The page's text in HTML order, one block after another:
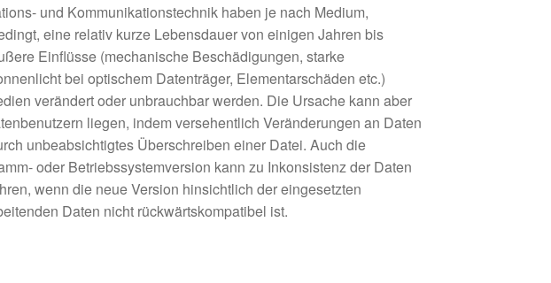
und Kommunikationstechnik haben je nach Medium,
eine relativ kurze Lebensdauer von einigen Jahren bis
Einflüsse (mechanische Beschädigungen, starke
bei optischem Datenträger, Elementarschäden etc.)
verändert oder unbrauchbar werden. Die Ursache kann aber
liegen, indem versehentlich Veränderungen an Daten
unbeabsichtigtes Überschreiben einer Datei. Auch die
oder Betriebssystemversion kann zu Inkonsistenz der Daten
wenn die neue Version hinsichtlich der eingesetzten
Daten nicht rückwärtskompatibel ist.